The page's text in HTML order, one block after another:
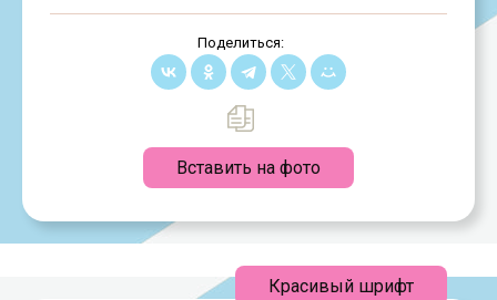
Поделиться:
Вставить на фото
Красивый шрифт